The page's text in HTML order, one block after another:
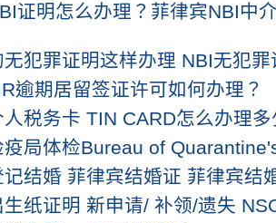
证明怎么办理？菲律宾NBI中
无犯罪证明这样办理 NBI无犯
逾期居留签证许可如何办理？
人税务卡 TIN CARD怎么办理
疫局体检Bureau of
记结婚 菲律宾结婚证 菲律宾结
生纸证明 新申请/ 补领/遗失